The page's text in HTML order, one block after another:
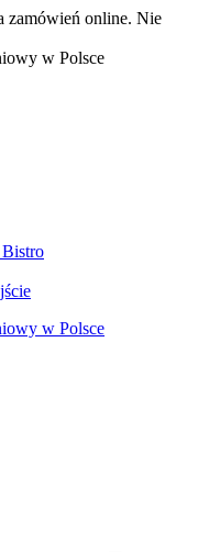
zamówień online. Nie
Bistro